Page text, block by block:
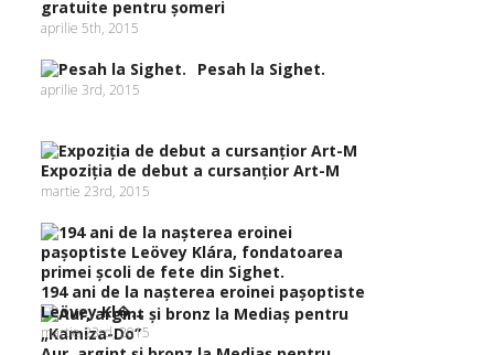
gratuite pentru şomeri
aprilie 5th, 2015
Pesah la Sighet.
aprilie 3rd, 2015
Expoziţia de debut a cursanţior Art-M
martie 23rd, 2015
194 ani de la naşterea eroinei paşoptiste
Leövey Kl�...
martie 23rd, 2015